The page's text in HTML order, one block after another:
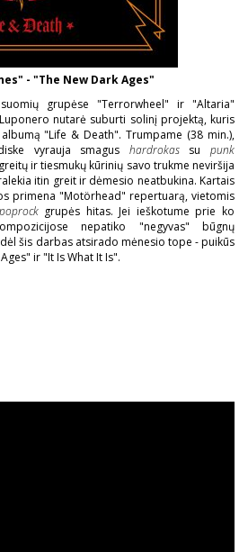
- "The New Dark Ages"
grupėse "Terrorwheel" ir "Altaria"
nutarė suburti solinį projektą, kuris
"Life & Death". Trumpame (38 min.),
vyrauja smagus hardrokassu punk
ir tiesmukų kūrinių savo trukme neviršija
itin greit ir dėmesio neatbukina. Kartais
primena "Motörhead" repertuarą, vietomis
poprockgrupės hitas. Jei ieškotume prie ko
nepatiko "negyvas" būgnų
šis darbas atsirado mėnesio tope - puikūs
ir "It Is What It Is".